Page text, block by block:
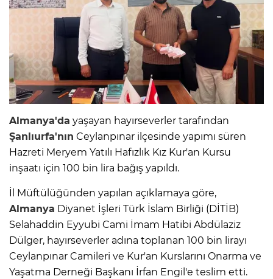
Almanya'da yaşayan hayırseverler tarafından
Şanlıurfa'nın Ceylanpınar ilçesinde yapımı süren
Hazreti Meryem Yatılı Hafızlık Kız Kur'an Kursu
inşaatı için 100 bin lira bağış yapıldı.
İl Müftülüğünden yapılan açıklamaya göre,
Almanya Diyanet İşleri Türk İslam Birliği (DİTİB)
Selahaddin Eyyubi Cami İmam Hatibi Abdülaziz
Dülger, hayırseverler adına toplanan 100 bin lirayı
Ceylanpınar Camileri ve Kur'an Kurslarını Onarma ve
Yaşatma Derneği Başkanı İrfan Engil'e teslim etti.